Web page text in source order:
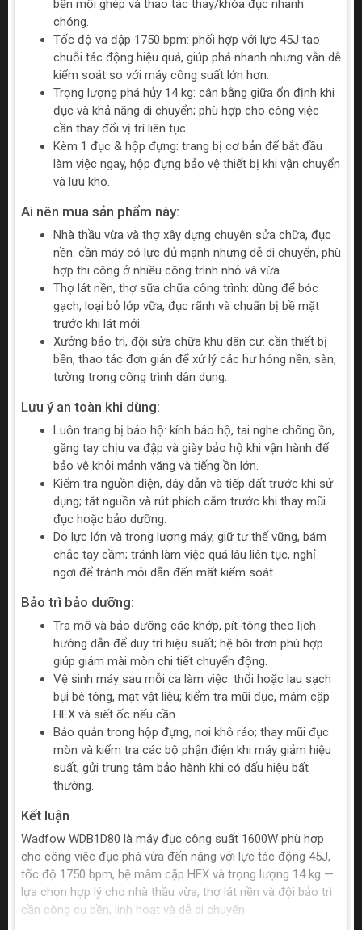
bền mối ghép và thao tác thay/khóa đục nhanh
chóng.
Tốc độ va đập 1750 bpm: phối hợp với lực 45J tạo
chuỗi tác động hiệu quả, giúp phá nhanh nhưng vẫn dễ
kiểm soát so với máy công suất lớn hơn.
Trọng lượng phá hủy 14 kg: cân bằng giữa ổn định khi
đục và khả năng di chuyển; phù hợp cho công việc
cần thay đổi vị trí liên tục.
Kèm 1 đục & hộp đựng: trang bị cơ bản để bắt đầu
làm việc ngay, hộp đựng bảo vệ thiết bị khi vận chuyển
và lưu kho.
Ai nên mua sản phẩm này:
Nhà thầu vừa và thợ xây dựng chuyên sửa chữa, đục
nền: cần máy có lực đủ mạnh nhưng dễ di chuyển, phù
hợp thi công ở nhiều công trình nhỏ và vừa.
Thợ lát nền, thợ sữa chữa công trình: dùng để bóc
gạch, loại bỏ lớp vữa, đục rãnh và chuẩn bị bề mặt
trước khi lát mới.
Xưởng bảo trì, đội sửa chữa khu dân cư: cần thiết bị
bền, thao tác đơn giản để xử lý các hư hỏng nền, sàn,
tường trong công trình dân dụng.
Lưu ý an toàn khi dùng:
Luôn trang bị bảo hộ: kính bảo hộ, tai nghe chống ồn,
găng tay chịu va đập và giày bảo hộ khi vận hành để
bảo vệ khỏi mảnh văng và tiếng ồn lớn.
Kiểm tra nguồn điện, dây dẫn và tiếp đất trước khi sử
dụng; tắt nguồn và rút phích cắm trước khi thay mũi
đục hoặc bảo dưỡng.
Do lực lớn và trọng lượng máy, giữ tư thế vững, bám
chắc tay cầm; tránh làm việc quá lâu liên tục, nghỉ
ngơi để tránh mỏi dẫn đến mất kiểm soát.
Bảo trì bảo dưỡng:
Tra mỡ và bảo dưỡng các khớp, pít-tông theo lịch
hướng dẫn để duy trì hiệu suất; hệ bôi trơn phù hợp
giúp giảm mài mòn chi tiết chuyển động.
Vệ sinh máy sau mỗi ca làm việc: thổi hoặc lau sạch
bụi bê tông, mạt vật liệu; kiểm tra mũi đục, mâm cặp
HEX và siết ốc nếu cần.
Bảo quản trong hộp đựng, nơi khô ráo; thay mũi đục
mòn và kiểm tra các bộ phận điện khi máy giảm hiệu
suất, gửi trung tâm bảo hành khi có dấu hiệu bất
thường.
Kết luận
Wadfow WDB1D80 là máy đục công suất 1600W phù hợp
cho công việc đục phá vừa đến nặng với lực tác động 45J,
tốc độ 1750 bpm, hệ mâm cặp HEX và trọng lượng 14 kg —
lựa chọn hợp lý cho nhà thầu vừa, thợ lát nền và đội bảo trì
cần công cụ bền, linh hoạt và dễ di chuyển.